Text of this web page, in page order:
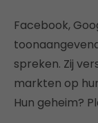
Facebook,
spreken. Zij
markten op
Hun geheim?